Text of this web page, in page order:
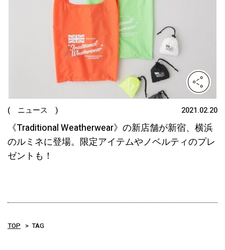
( ニュース ) 2021.02.20
《Traditional Weatherwear》の新店舗が新宿、横浜
のルミネに登場。限定アイテムやノベルティのプレ
ゼントも！
TOP TAG